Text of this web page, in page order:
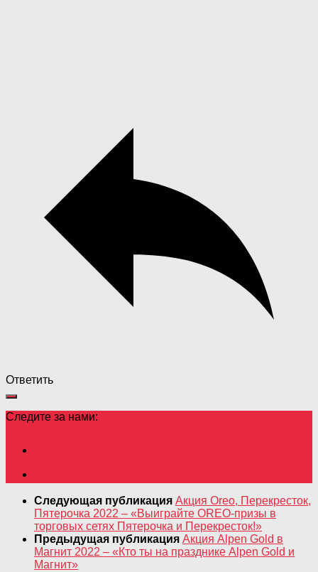
Ответить
Следите за нами:
Следующая публикация Акция Oreo, Перекресток,
Пятерочка 2022 – «Выиграйте OREO-призы в
торговых сетях Пятерочка и Перекресток!»
Предыдущая публикация Акция Alpen Gold в
Магнит 2022 – «Кто ты на празднике Alpen Gold и
Магнит»